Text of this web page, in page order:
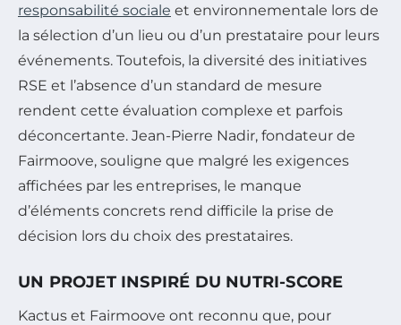
responsabilité sociale et environnementale lors de
la sélection d’un lieu ou d’un prestataire pour leurs
événements. Toutefois, la diversité des initiatives
RSE et l’absence d’un standard de mesure
rendent cette évaluation complexe et parfois
déconcertante. Jean-Pierre Nadir, fondateur de
Fairmoove, souligne que malgré les exigences
affichées par les entreprises, le manque
d’éléments concrets rend difficile la prise de
décision lors du choix des prestataires.
UN PROJET INSPIRÉ DU NUTRI-SCORE
Kactus et Fairmoove ont reconnu que, pour